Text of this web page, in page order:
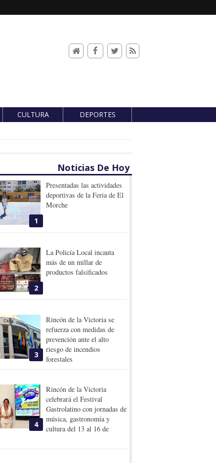
CULTURA DEPORTES
Noticias De Hoy
1
Presentadas las actividades
deportivas de la Feria de El
Morche
2
La Policía Local incauta
más de un millar de
productos falsificados
3
Rincón de la Victoria se
refuerza con medidas de
prevención ante el alto
riesgo de incendios
forestales
4
Rincón de la Victoria
celebrará el Festival
Gastrolatino con jornadas de
música, gastronomía y
cultura del 13 al 16 de